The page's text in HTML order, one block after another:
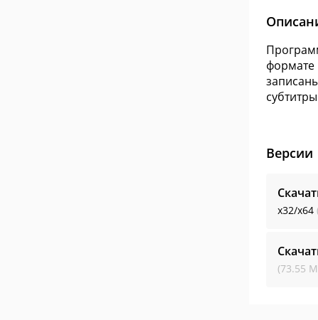
формате
Версии
x32/x64
(73.55